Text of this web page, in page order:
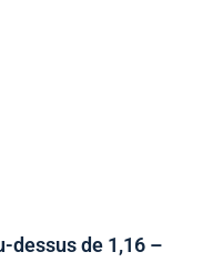
dessus de 1,16 –